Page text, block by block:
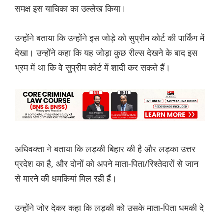
समक्ष इस याचिका का उल्लेख किया।
उन्होंने बताया कि उन्होंने इस जोड़े को सुप्रीम कोर्ट की पार्किंग में
देखा। उन्होंने कहा कि यह जोड़ा कुछ रील्स देखने के बाद इस
भ्रम में था कि वे सुप्रीम कोर्ट में शादी कर सकते हैं।
अधिवक्ता ने बताया कि लड़की बिहार की है और लड़का उत्तर
प्रदेश का है, और दोनों को अपने माता-पिता/रिश्तेदारों से जान
से मारने की धमकियां मिल रही हैं।
उन्होंने जोर देकर कहा कि लड़की को उसके माता-पिता धमकी दे